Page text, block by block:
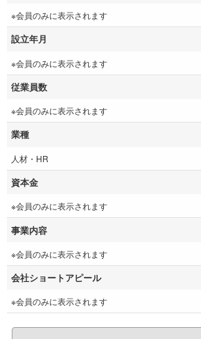
※会員のみに表示されます
設立年月
※会員のみに表示されます
従業員数
※会員のみに表示されます
業種
人材・HR
資本金
※会員のみに表示されます
事業内容
※会員のみに表示されます
会社ショートアピール
※会員のみに表示されます